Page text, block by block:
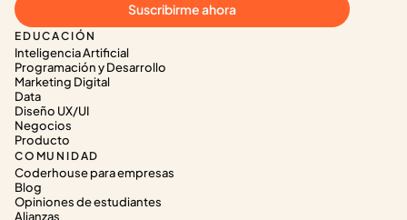
EDUCACIÓN
Inteligencia Artificial
Programación y Desarrollo
Marketing Digital
Data
Diseño UX/UI
Negocios
Producto
COMUNIDAD
Coderhouse para empresas
Blog
Opiniones de estudiantes
Alianzas
Suscribirme ahora